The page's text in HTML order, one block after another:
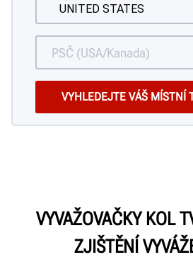
VYVAŽOVAČKY KOL
ZJIŠTĚNÍ